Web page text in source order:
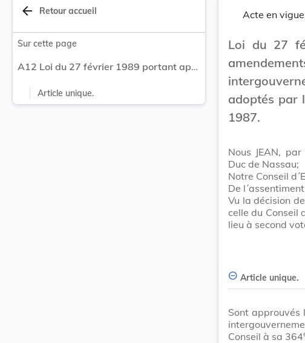
arrow_back Retour accueil
Sur cette page
A12 Loi du 27 février 1989 portant approbation des amendements à l'Acte Constitutif du Comité intergouvernemental pour les migrations (CIM), adoptés par le Conseil en sa 364e séance, le 20 mai 1987.
Article unique.
Acte en
Loi du 27
adoptés par
1987.
Nous JEAN,
Duc de Nassau;
Notre Conseil
De
Vu la décision
celle du Conseil
lieu à second
Article unique.
Sont approuvés
Conseil à sa 364